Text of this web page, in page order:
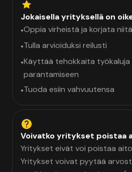
Jokaisella yrityksellä on
•Oppia virheistä ja korjata niitä
•Tulla arvioiduksi reilusti
•Käyttää tehokkaita työkaluja
parantamiseen
•Tuoda esiin vahvuutensa
Voivatko yritykset poistaa
Yritykset eivät voi poistaa
Yritykset voivat pyytää